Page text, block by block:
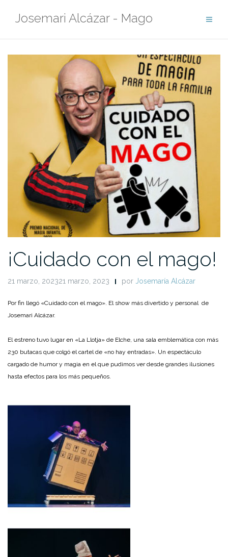
Josemari Alcázar - Mago
Noticias
¡Cuidado con el mago!
21 marzo, 202321 marzo, 2023 por Josemaría Alcázar
Por fin llegó «Cuidado con el mago». El show más divertido y personal de
Josemari Alcázar.
El estreno tuvo lugar en «La Llotja» de Elche, una sala emblemática con más
230 butacas que colgó el cartel de «no hay entradas». Un espectáculo
cargado de humor y magia en el que pudimos ver desde grandes ilusiones
hasta efectos para los más pequeños.